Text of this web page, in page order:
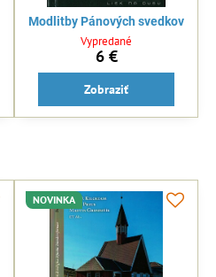
Modlitby Pánových svedkov
Vypredané
6 €
Zobraziť
NOVINKA